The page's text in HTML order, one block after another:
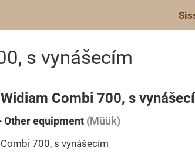
s vynášecím
Combi 700, s
Other equipment (Müük)
700, s vynášecím